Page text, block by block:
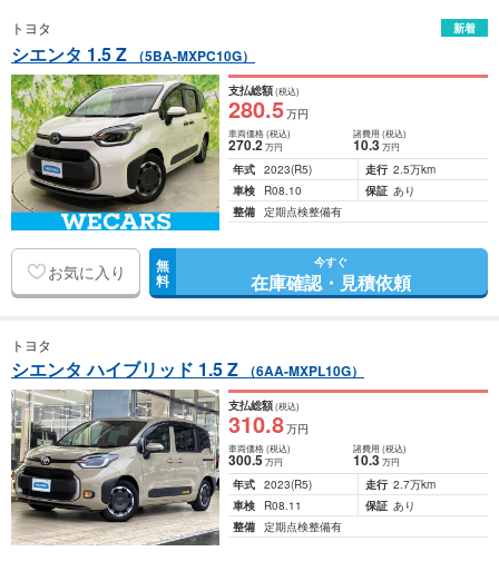
トヨタ 新着
シエンタ 1.5 Z （5BA-MXPC10G）
支払総額(税込)
280.5万円
車両価格(税込)
270.2万円
諸費用 (税込)
10.3 万円
年式 2023(R5) 走行 2.5万km
車検
R08.10 保証 あり
整備 定期点検整備有
お気に入り 無
料
今すぐ
在庫確認・見積依頼
トヨタ
シエンタ ハイブリッド 1.5 Z （6AA-MXPL10G）
支払総額(税込)
310.8万円
車両価格(税込)
300.5万円
諸費用 (税込)
10.3 万円
年式 2023(R5) 走行 2.7万km
車検
R08.11 保証 あり
整備 定期点検整備有